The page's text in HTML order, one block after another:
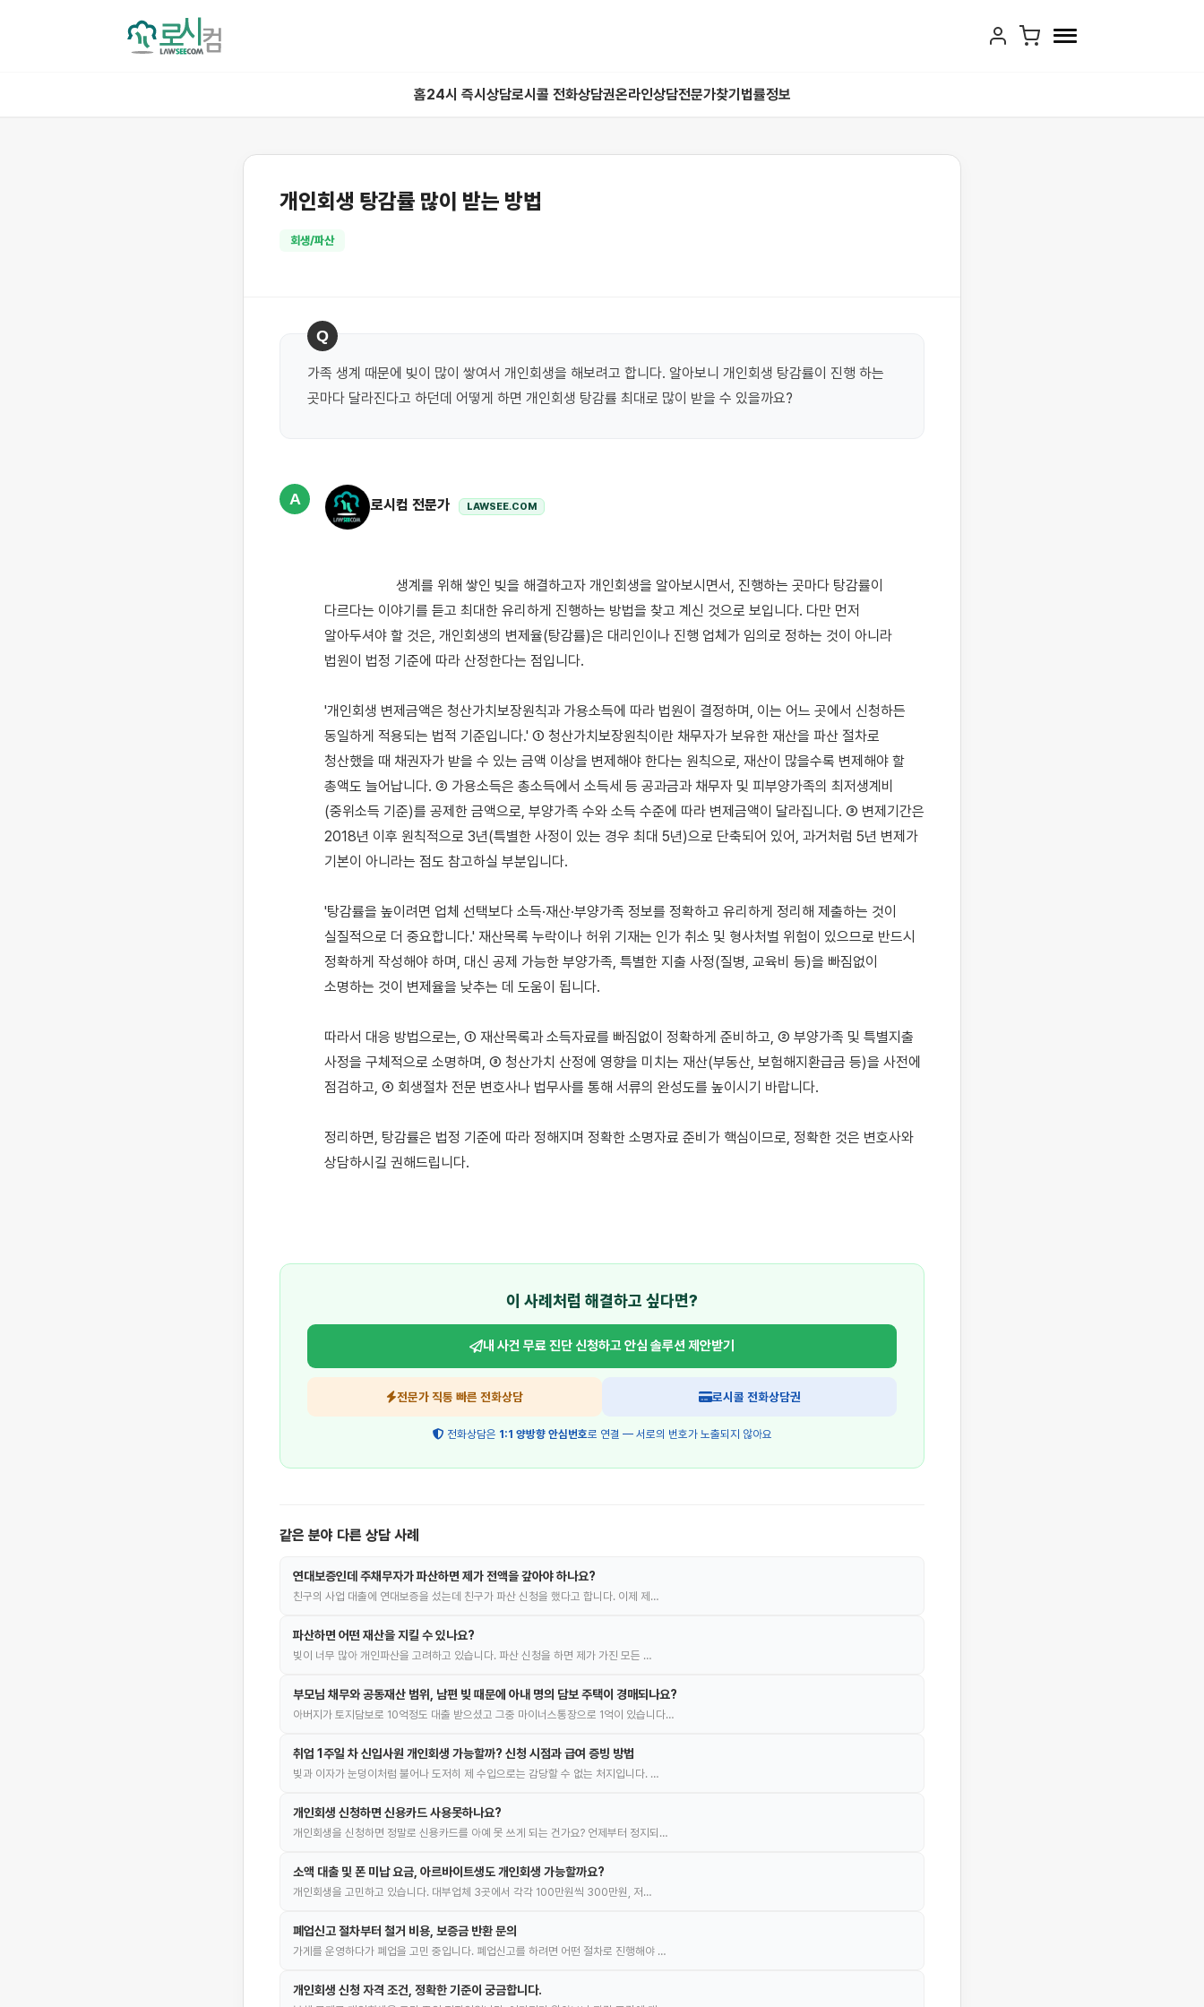
홈24시 즉시상담로시콜 전화상담권온라인상담전문가찾기 법률정보
개인회생 탕감률 많이 받는 방법
회생/파산
Q
가족 생계 때문에 빚이 많이 쌓여서 개인회생을 해보려고 합니다. 알아보니 개인회생 탕감률이 진행 하는
곳마다 달라진다고 하던데 어떻게 하면 개인회생 탕감률 최대로 많이 받을 수 있을까요?
A 로시컴 전문가 LAWSEE.COM
다르다는 이야기를 듣고 최대한 유리하게 진행하는 방법을 찾고 계신 것으로 보입니다. 다만 먼저
알아두셔야 할 것은, 개인회생의 변제율(탕감률)은 대리인이나 진행 업체가 임의로 정하는 것이 아니라
법원이 법정 기준에 따라 산정한다는 점입니다.
'개인회생 변제금액은 청산가치보장원칙과 가용소득에 따라 법원이 결정하며, 이는 어느 곳에서 신청하든
동일하게 적용되는 법적 기준입니다.' ① 청산가치보장원칙이란 채무자가 보유한 재산을 파산 절차로
청산했을 때 채권자가 받을 수 있는 금액 이상을 변제해야 한다는 원칙으로, 재산이 많을수록 변제해야 할
총액도 늘어납니다. ② 가용소득은 총소득에서 소득세 등 공과금과 채무자 및 피부양가족의 최저생계비
(중위소득 기준)를 공제한 금액으로, 부양가족 수와 소득 수준에 따라 변제금액이 달라집니다. ③ 변제기간은
2018년 이후 원칙적으로 3년(특별한 사정이 있는 경우 최대 5년)으로 단축되어 있어, 과거처럼 5년 변제가
기본이 아니라는 점도 참고하실 부분입니다.
'탕감률을 높이려면 업체 선택보다 소득·재산·부양가족 정보를 정확하고 유리하게 정리해 제출하는 것이
실질적으로 더 중요합니다.' 재산목록 누락이나 허위 기재는 인가 취소 및 형사처벌 위험이 있으므로 반드시
정확하게 작성해야 하며, 대신 공제 가능한 부양가족, 특별한 지출 사정(질병, 교육비 등)을 빠짐없이
소명하는 것이 변제율을 낮추는 데 도움이 됩니다.
따라서 대응 방법으로는, ① 재산목록과 소득자료를 빠짐없이 정확하게 준비하고, ② 부양가족 및 특별지출
사정을 구체적으로 소명하며, ③ 청산가치 산정에 영향을 미치는 재산(부동산, 보험해지환급금 등)을 사전에
점검하고, ④ 회생절차 전문 변호사나 법무사를 통해 서류의 완성도를 높이시기 바랍니다.
정리하면, 탕감률은 법정 기준에 따라 정해지며 정확한 소명자료 준비가 핵심이므로, 정확한 것은 변호사와
상담하시길 권해드립니다.
이 사례처럼 해결하고 싶다면?
내 사건 무료 진단 신청하고안심 솔루션 제안받기
전문가 직통 빠른 전화상담 로시콜 전화상담권
전화상담은 1:1 양방향 안심번호로 연결 — 서로의 번호가 노출되지 않아요
같은 분야 다른 상담 사례
연대보증인데 주채무자가 파산하면 제가 전액을 갚아야 하나요?
친구의 사업 대출에 연대보증을 섰는데 친구가 파산 신청을 했다고 합니다. 이제 제…
파산하면 어떤 재산을 지킬 수 있나요?
빚이 너무 많아 개인파산을 고려하고 있습니다. 파산 신청을 하면 제가 가진 모든 …
부모님 채무와 공동재산 범위, 남편 빚 때문에 아내 명의 담보 주택이 경매되나요?
아버지가 토지담보로 10억정도 대출 받으셨고 그중 마이너스통장으로 1억이 있습니다…
취업 1주일 차 신입사원 개인회생 가능할까? 신청 시점과 급여 증빙 방법
빚과 이자가 눈덩이처럼 불어나 도저히 제 수입으로는 감당할 수 없는 처지입니다. …
개인회생 신청하면 신용카드 사용못하나요?
개인회생을 신청하면 정말로 신용카드를 아예 못 쓰게 되는 건가요? 언제부터 정지되…
소액 대출 및 폰 미납 요금, 아르바이트생도 개인회생 가능할까요?
개인회생을 고민하고 있습니다. 대부업체 3곳에서 각각 100만원씩 300만원, 저…
폐업신고 절차부터 철거 비용, 보증금 반환 문의
가게를 운영하다가 폐업을 고민 중입니다. 폐업신고를 하려면 어떤 절차로 진행해야 …
개인회생 신청 자격 조건, 정확한 기준이 궁금합니다.